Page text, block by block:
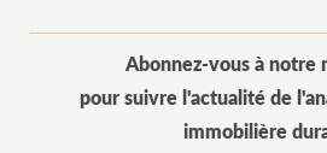
Abonnez-vous à notre
pour suivre l'actualité de
immobilière